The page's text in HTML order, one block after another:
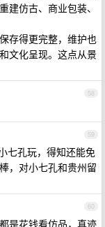
建仿古、商业包装、
存得更完整，维护也
文化呈现。这点从景
58
59
七孔玩，得知还能免
，对小七孔和贵州留
60
是花钱看仿品，真迹